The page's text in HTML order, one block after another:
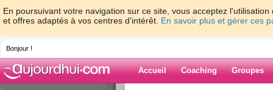
En poursuivant votre navigation sur ce site, vous acceptez
et offres adaptés à vos centres d'intérêt. En savoir plus et gérer ces
Bonjour !
Accueil Coaching Groupes